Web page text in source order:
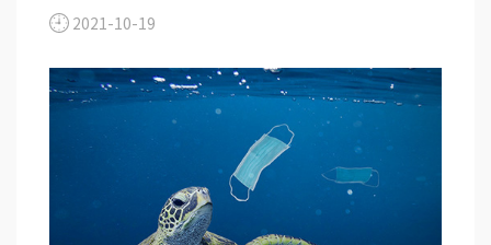
2021-10-19